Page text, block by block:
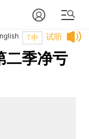
试听
T中
二季净亏